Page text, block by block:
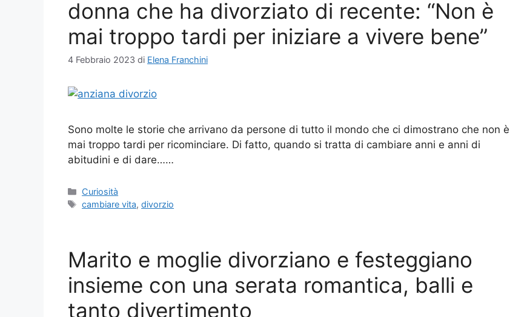
donna che ha divorziato di recente: “Non è
mai troppo tardi per iniziare a vivere bene”
4 Febbraio 2023 di Elena Franchini
Sono molte le storie che arrivano da persone di tutto il mondo che ci dimostrano che non è
mai troppo tardi per ricominciare. Di fatto, quando si tratta di cambiare anni e anni di
abitudini e di dare……
Categorie
Curiosità
Tag
cambiare vita,divorzio
Marito e moglie divorziano e festeggiano
insieme con una serata romantica, balli e
tanto divertimento